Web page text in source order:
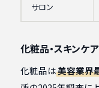
サロン
化粧品・スキンケ
化粧品は美容業界